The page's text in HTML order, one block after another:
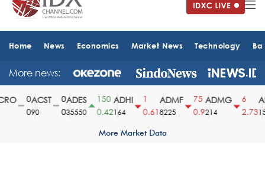
Home News Economics Market News Technology
More news:
ACST
90
ADES
35550
150
0.42
ADHI
164
0.61
ADMF
8225
75
0.9
ADMG
214
2.73
More Market Data